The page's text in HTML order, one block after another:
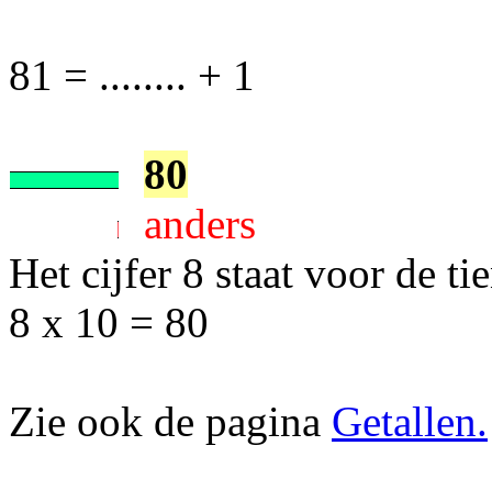
81 = ........ + 1
80
anders
Het cijfer 8 staat voor de
8 x 10 = 80
Zie ook de pagina Getallen.